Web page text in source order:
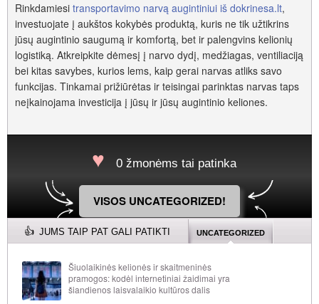
Rinkdamiesi transportavimo narvą augintiniui iš dokrinesa.lt,
investuojate į aukštos kokybės produktą, kuris ne tik užtikrins
jūsų augintinio saugumą ir komfortą, bet ir palengvins kelionių
logistiką. Atkreipkite dėmesį į narvo dydį, medžiagas, ventiliaciją
bei kitas savybes, kurios lems, kaip gerai narvas atliks savo
funkcijas. Tinkamai prižiūrėtas ir teisingai parinktas narvas taps
neįkainojama investicija į jūsų ir jūsų augintinio keliones.
0 žmonėms tai patinka
VISOS UNCATEGORIZED!
JUMS TAIP PAT GALI PATIKTI UNCATEGORIZED
Šiuolaikinės kelionės ir skaitmeninės
pramogos: kodėl internetiniai žaidimai yra
šiandienos laisvalaikio kultūros dalis